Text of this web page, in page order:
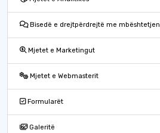
Bisedë e drejtpërdrejtë me mbështetjen
Mjetet e Marketingut
Mjetet e Webmasterit
Formularët
Galeritë